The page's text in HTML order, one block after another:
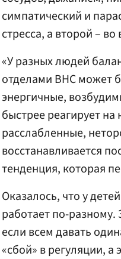
симпатический и
стресса, а второй –
«У разных людей
отделами ВНС может
энергичные,
быстрее реагирует
расслабленные,
восстанавливается
тенденция, которая
Оказалось, что у
работает по-
если всем давать
«сбой» в регуляции, а